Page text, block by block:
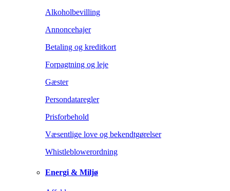
Alkoholbevilling
Annoncehajer
Betaling og kreditkort
Forpagtning og leje
Gæster
Persondataregler
Prisforbehold
Væsentlige love og bekendtgørelser
Whistleblowerordning
Energi & Miljø